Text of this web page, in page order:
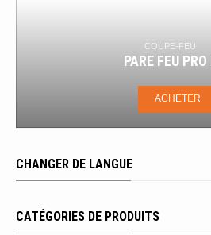
CHANGER DE LANGUE
CATÉGORIES DE PRODUITS